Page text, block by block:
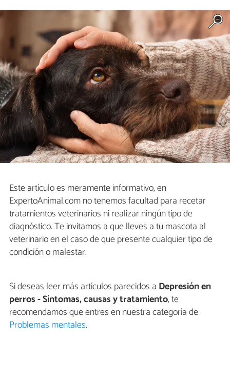
Este artículo es meramente informativo, en
ExpertoAnimal.com no tenemos facultad para recetar
tratamientos veterinarios ni realizar ningún tipo de
diagnóstico. Te invitamos a que lleves a tu mascota al
veterinario en el caso de que presente cualquier tipo de
condición o malestar.
Si deseas leer más artículos parecidos a Depresión en
perros - Síntomas, causas y tratamiento, te
recomendamos que entres en nuestra categoría de
Problemas mentales.